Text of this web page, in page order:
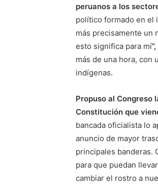
peruanos a los
político formado en el
más precisamente un
esto significa para mí”,
más de una hora, con
indígenas.
Propuso al Congreso
Constitución que
bancada oficialista lo
anuncio de mayor
principales banderas.
para que puedan
cambiar el rostro a